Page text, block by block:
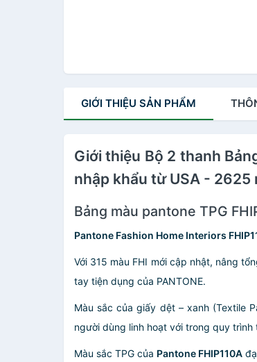
GIỚI THIỆU SẢN PHẨM
Giới thiệu Bộ 2 thanh
nhập khẩu từ USA - 2625
Bảng màu pantone TPG
Pantone Fashion Home Interiors
Với 315 màu FHI mới cập nhật, nâng
tay tiện dụng của PANTONE.
Màu sắc của giấy dệt – xanh (Textile
người dùng linh hoạt với trong quy trình
Màu sắc TPG của Pantone FHIP110A